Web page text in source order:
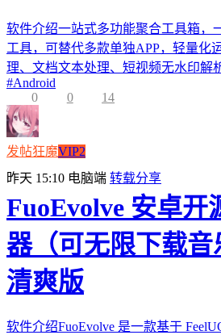
软件介绍一站式多功能聚合工具箱，
工具，可替代多款单独APP，轻量化
理、文档文本处理、短视频无水印解
#Android
0
0 14
发帖狂魔VIP2
昨天 15:10 电脑端 转载分享
FuoEvolve 安卓开
器（可无限下载音
清爽版
软件介绍FuoEvolve 是一款基于